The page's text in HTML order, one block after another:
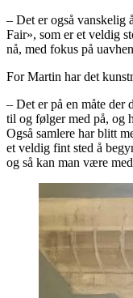
– Det er også vanskelig
Fair», som er et veldig
nå, med fokus på
For Martin har det
– Det er på en måte der
til og følger med på, og
Også samlere har blitt
et veldig fint sted å
og så kan man være